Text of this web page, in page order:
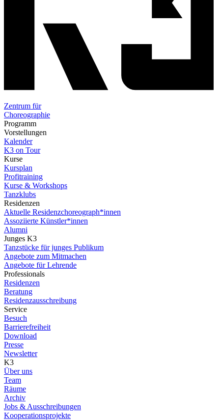
Zentrum für
Choreographie
Programm
Vorstellungen
Kalender
K3 on Tour
Kurse
Kursplan
Profitraining
Kurse & Workshops
Tanzklubs
Residenzen
Aktuelle Residenzchoreograph*innen
Assoziierte Künstler*innen
Alumni
Junges K3
Tanzstücke für junges Publikum
Angebote zum Mitmachen
Angebote für Lehrende
Professionals
Residenzen
Beratung
Residenzausschreibung
Service
Besuch
Barrierefreiheit
Download
Presse
Newsletter
K3
Über uns
Team
Räume
Archiv
Jobs & Ausschreibungen
Kooperationsprojekte